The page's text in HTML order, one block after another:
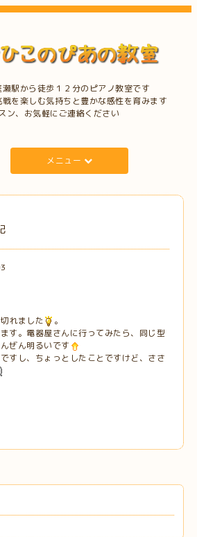
駅から徒歩１２分のピアノ教室です
を楽しむ気持ちと豊かな感性を育みます
ン、お気軽にご連絡ください
メニュー
れました
。
す。電器屋さんに行ってみたら、同じ型
ぜん明るいです
すし、ちょっとしたことですけど、ささ